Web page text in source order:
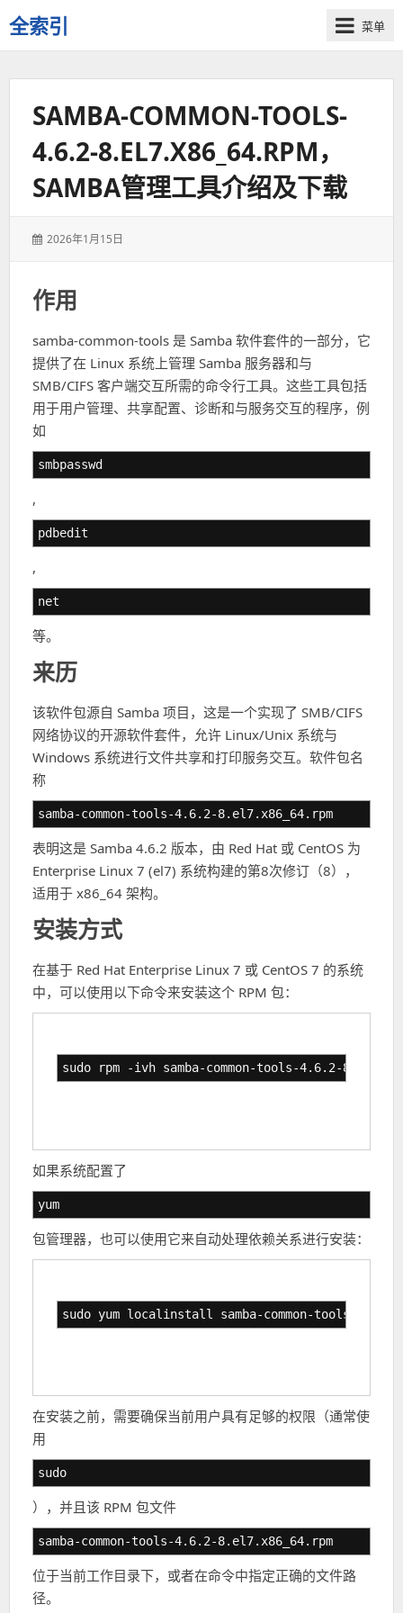
全索引
一
些
菜单
SAMBA-COMMON-TOOLS-
4.6.2-8.EL7.X86_64.RPM，
SAMBA管理工具介绍及下载
发
2026年1月15日
作用
samba-common-tools 是 Samba 软件套件的一部分，它
提供了在 Linux 系统上管理 Samba 服务器和与
SMB/CIFS 客户端交互所需的命令行工具。这些工具包括
用于用户管理、共享配置、诊断和与服务交互的程序，例
如
smbpasswd
,
pdbedit
,
net
等。
来历
该软件包源自 Samba 项目，这是一个实现了 SMB/CIFS
网络协议的开源软件套件，允许 Linux/Unix 系统与
Windows 系统进行文件共享和打印服务交互。软件包名
称
samba-common-tools-4.6.2-8.el7.x86_64.rpm
表明这是 Samba 4.6.2 版本，由 Red Hat 或 CentOS 为
Enterprise Linux 7 (el7) 系统构建的第8次修订（8），
适用于 x86_64 架构。
安装方式
在基于 Red Hat Enterprise Linux 7 或 CentOS 7 的系统
中，可以使用以下命令来安装这个 RPM 包：
sudo rpm -ivh samba-common-tools-4.6.2-
如果系统配置了
yum
包管理器，也可以使用它来自动处理依赖关系进行安装：
sudo yum localinstall samba-common-tools-4.6.2-
在安装之前，需要确保当前用户具有足够的权限（通常使
用
sudo
），并且该 RPM 包文件
samba-common-tools-4.6.2-8.el7.x86_64.rpm
位于当前工作目录下，或者在命令中指定正确的文件路
径。